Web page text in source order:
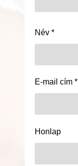
Név *
E-mail cím *
Honlap